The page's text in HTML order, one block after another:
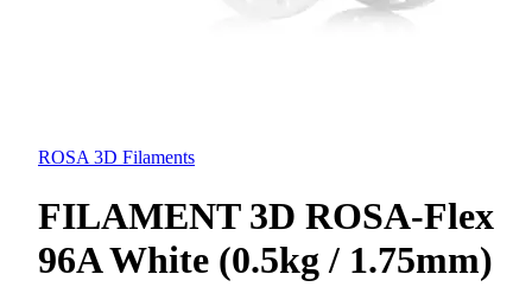
ROSA 3D Filaments
FILAMENT 3D ROSA-Flex
96A White (0.5kg / 1.75mm)